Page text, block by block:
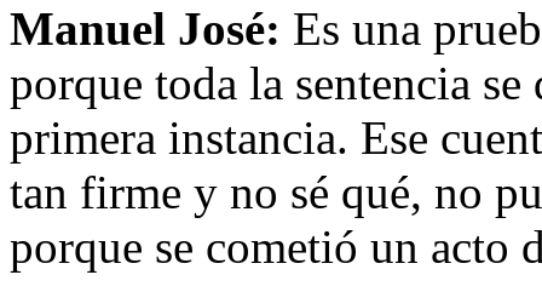
Manuel José: Es una
porque toda la sentencia
primera instancia. Ese
tan firme y no sé qué, no
porque se cometió un acto